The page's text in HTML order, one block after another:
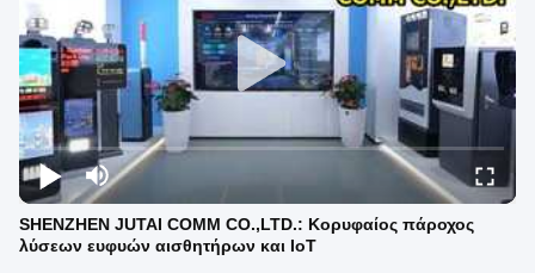
SHENZHEN JUTAI COMM CO.,LTD.: Κορυφαίος πάροχος
λύσεων ευφυών αισθητήρων και IoT